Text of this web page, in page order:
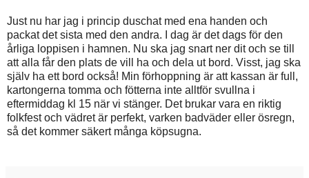
Just nu har jag i princip duschat med ena handen och
packat det sista med den andra. I dag är det dags för den
årliga loppisen i hamnen. Nu ska jag snart ner dit och se till
att alla får den plats de vill ha och dela ut bord. Visst, jag ska
själv ha ett bord också! Min förhoppning är att kassan är full,
kartongerna tomma och fötterna inte alltför svullna i
eftermiddag kl 15 när vi stänger. Det brukar vara en riktig
folkfest och vädret är perfekt, varken badväder eller ösregn,
så det kommer säkert många köpsugna.